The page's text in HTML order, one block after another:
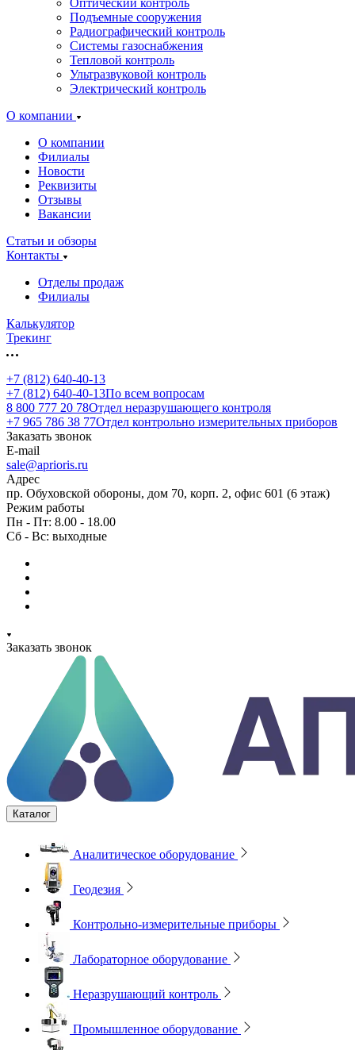
Оптический контроль
Подъемные сооружения
Радиографический контроль
Системы газоснабжения
Тепловой контроль
Ультразвуковой контроль
Электрический контроль
О компании
О компании
Филиалы
Новости
Реквизиты
Отзывы
Вакансии
Статьи и обзоры
Контакты
Отделы продаж
Филиалы
Калькулятор
Трекинг
+7 (812) 640-40-13
+7 (812) 640-40-13По всем вопросам
8 800 777 20 78Отдел неразрушающего контроля
+7 965 786 38 77Отдел контрольно измерительных приборов
Заказать звонок
E-mail
sale@aprioris.ru
Адрес
пр. Обуховской обороны, дом 70, корп. 2, офис 601 (6 этаж)
Режим работы
Пн - Пт: 8.00 - 18.00
Сб - Вс: выходные
Заказать звонок
Каталог
Аналитическое оборудование
Геодезия
Контрольно-измерительные приборы
Лабораторное оборудование
Неразрушающий контроль
Промышленное оборудование